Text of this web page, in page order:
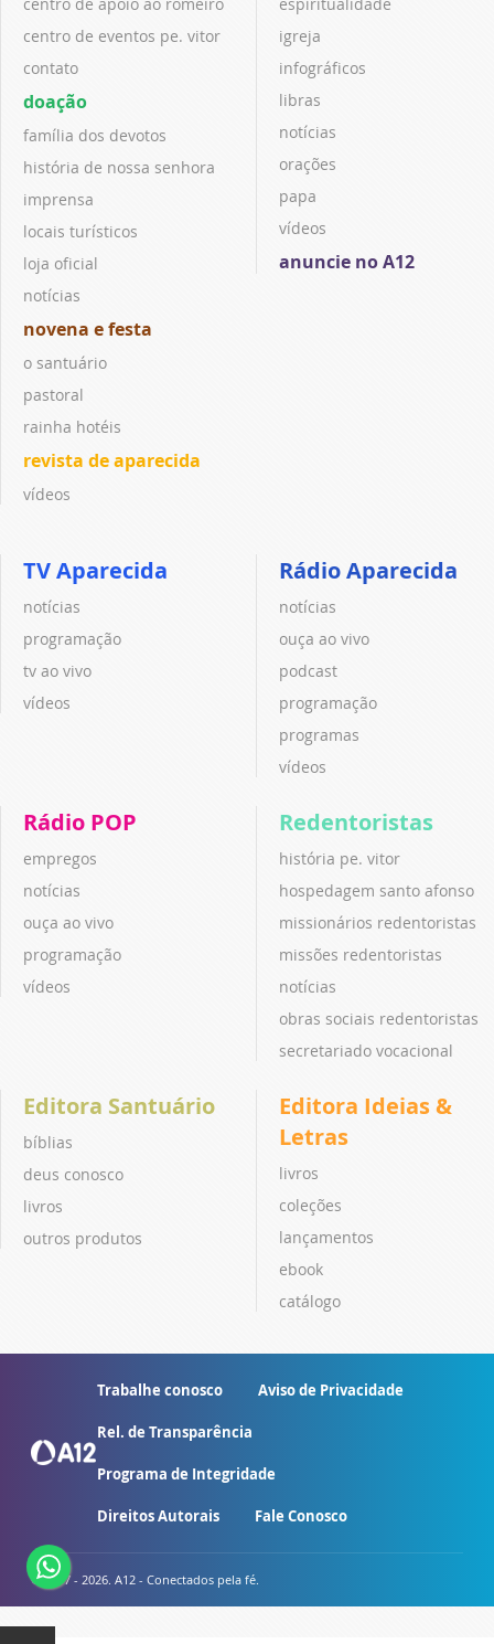
centro de eventos pe. vitor
contato
doação
família dos devotos
história de nossa senhora
imprensa
locais turísticos
loja oficial
notícias
novena e festa
o santuário
pastoral
rainha hotéis
revista de aparecida
vídeos
igreja
infográficos
libras
notícias
orações
papa
vídeos
anuncie no A12
TV Aparecida
notícias
programação
tv ao vivo
vídeos
Rádio Aparecida
notícias
ouça ao vivo
podcast
programação
programas
vídeos
Rádio POP
empregos
notícias
ouça ao vivo
programação
vídeos
Redentoristas
história pe. vitor
hospedagem santo afonso
missionários redentoristas
missões redentoristas
notícias
obras sociais redentoristas
secretariado vocacional
Editora Santuário
bíblias
deus conosco
livros
outros produtos
Editora Ideias &
Letras
livros
coleções
lançamentos
ebook
catálogo
Trabalhe conosco Aviso de Privacidade
Rel. de Transparência
Programa de Integridade
Direitos Autorais Fale Conosco
© 2007 - 2026. A12 - Conectados pela fé.